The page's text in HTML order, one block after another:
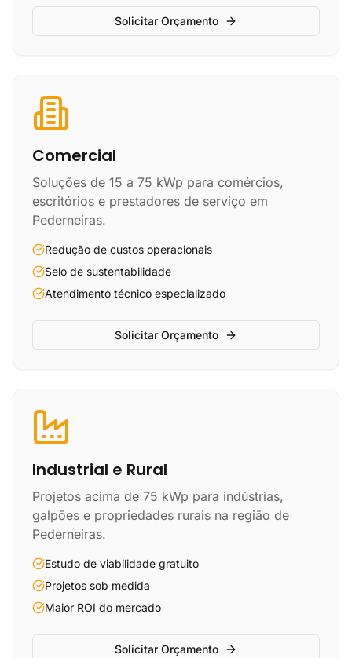
Solicitar Orçamento
Comercial
Soluções de 15 a 75 kWp para comércios,
escritórios e prestadores de serviço em
Pederneiras.
Redução de custos operacionais
Selo de sustentabilidade
Atendimento técnico especializado
Solicitar Orçamento
Industrial e Rural
Projetos acima de 75 kWp para indústrias,
galpões e propriedades rurais na região de
Pederneiras.
Estudo de viabilidade gratuito
Projetos sob medida
Maior ROI do mercado
Solicitar Orçamento